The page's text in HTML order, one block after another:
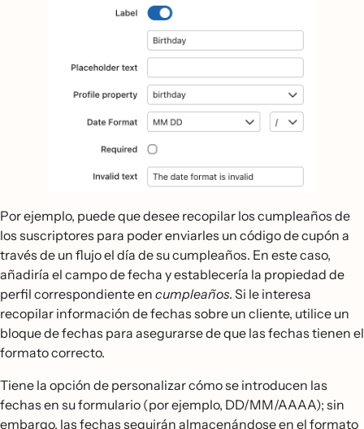
Por ejemplo, puede que desee recopilar los cumpleaños de
los suscriptores para poder enviarles un código de cupón a
través de un flujo el día de su cumpleaños. En este caso,
añadiría el campo de fecha y establecería la propiedad de
perfil correspondiente en cumpleaños. Si le interesa
recopilar información de fechas sobre un cliente, utilice un
bloque de fechas para asegurarse de que las fechas tienen el
formato correcto.
Tiene la opción de personalizar cómo se introducen las
fechas en su formulario (por ejemplo, DD/MM/AAAA); sin
embargo, las fechas seguirán almacenándose en el formato